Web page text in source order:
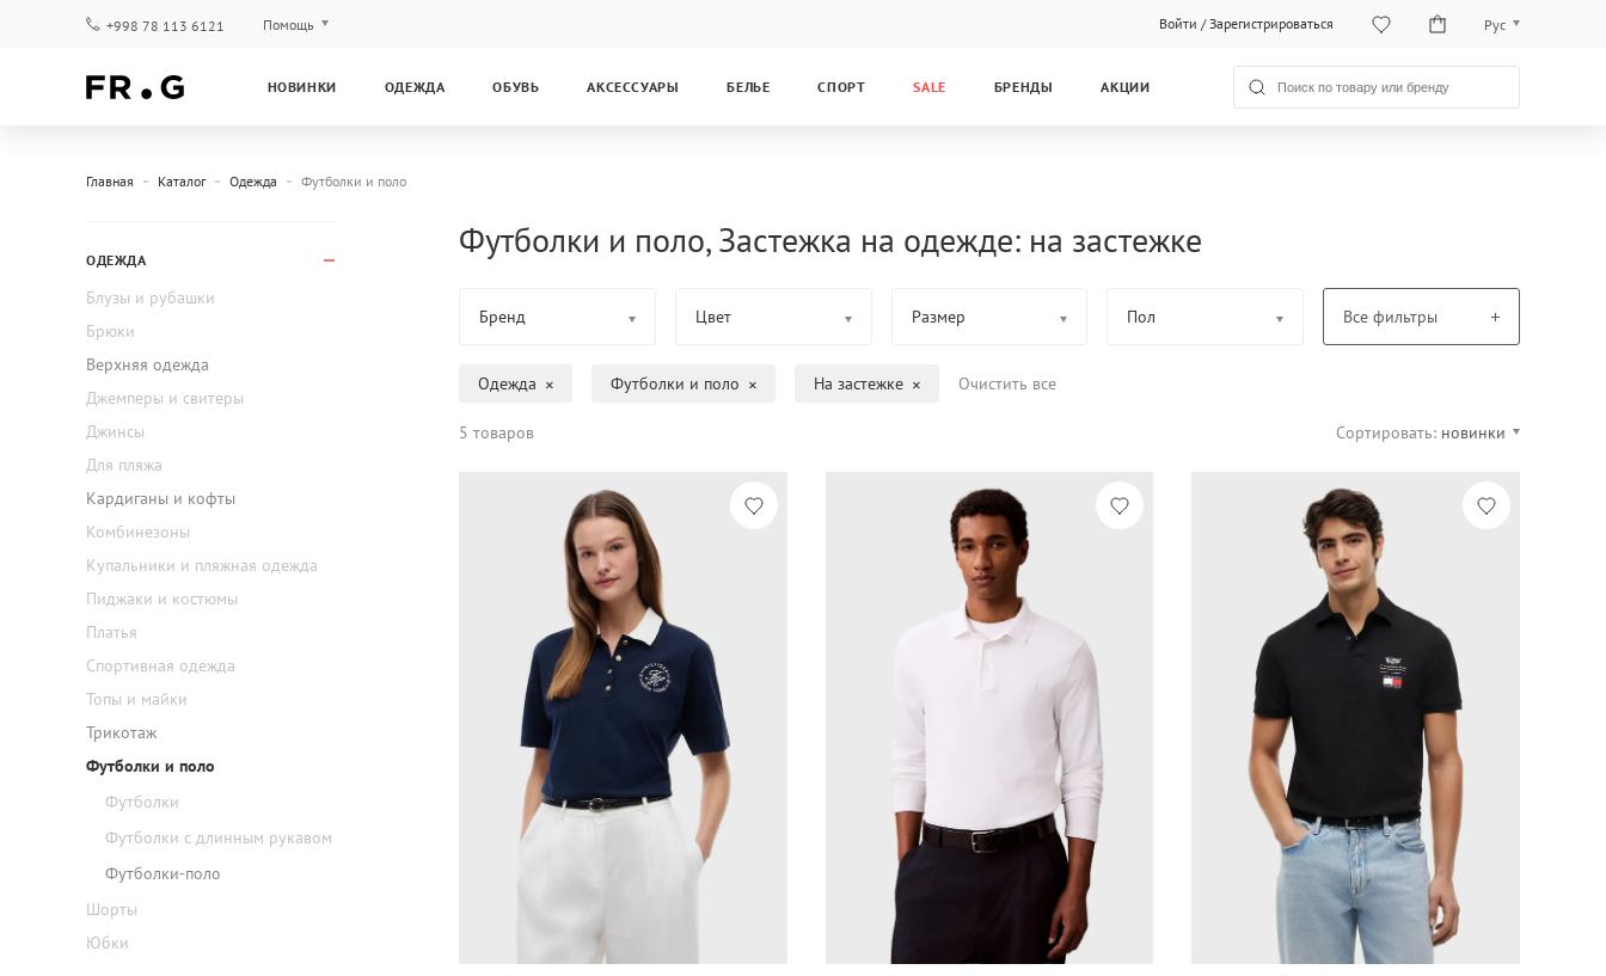
+998 78 113 6121 Помощь
Гарантия
Войти /Зарегистрироваться Рус
Рус
НОВИНКИ ОДЕЖДА ОБУВЬ АКСЕССУАРЫ БЕЛЬЕ СПОРТ SALE БРЕНДЫ АКЦИИ
Главная Каталог Одежда Футболки и поло
ОДЕЖДА
Блузы и рубашки
Брюки
Верхняя одежда
Джемперы и свитеры
Джинсы
Для пляжа
Кардиганы и кофты
Комбинезоны
Купальники и пляжная одежда
Пиджаки и костюмы
Платья
Спортивная одежда
Топы и майки
Трикотаж
Футболки и поло
Футболки
Футболки с длинным рукавом
Футболки-поло
Шорты
Юбки
Футболки и поло, Застежка на одежде: на застежке
Бренд Цвет Размер Пол Все фильтры
Одежда Футболки и поло На застежке Очистить все
5 товаров Сортировать: новинки